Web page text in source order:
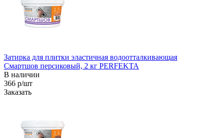
Затирка для плитки эластичная водоотталкивающая
Смартшов персиковый, 2 кг PERFEKTA
В наличии
366 р/шт
Заказать